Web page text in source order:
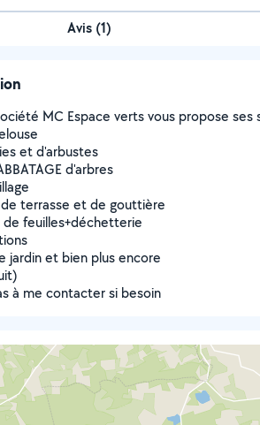
Avis (1)
MC Espace verts vous propose
et d'arbustes
d'arbres
terrasse et de gouttière
de feuilles+déchetterie
jardin et bien plus encore
à me contacter si besoin